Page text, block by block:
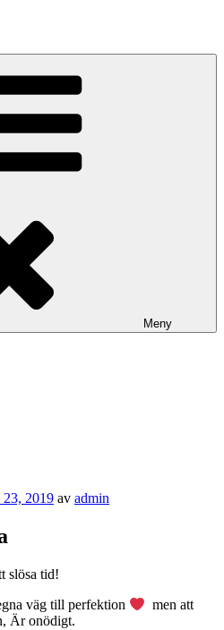
Meny
23, 2019 av admin
slösa tid!
väg till perfektion
men att
Är onödigt.